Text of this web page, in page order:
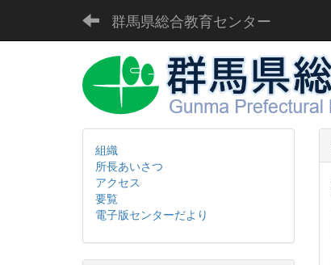
群馬県総合教育センター
組織
所長あいさつ
アクセス
要覧
電子版センターだより